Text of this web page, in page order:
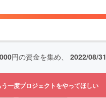
円の資金を集め、 2022/08/31
う一度プロジェクトをやってほしい